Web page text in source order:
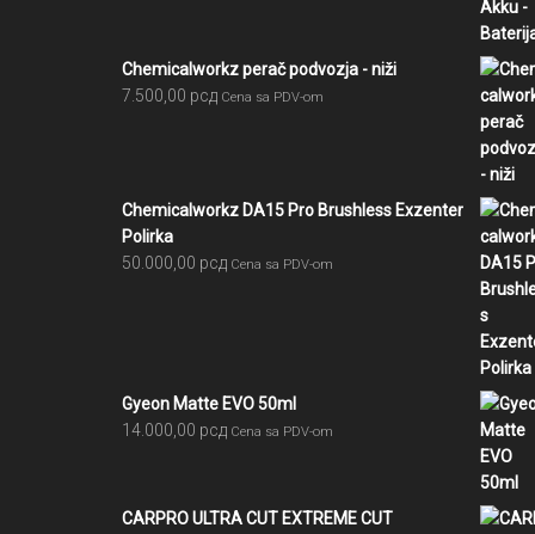
Chemicalworkz perač podvozja - niži
7.500,00 рсд Cena sa PDV-om
Chemicalworkz DA15 Pro Brushless Exzenter
Polirka
50.000,00 рсд Cena sa PDV-om
Gyeon Matte EVO 50ml
14.000,00 рсд Cena sa PDV-om
CARPRO ULTRA CUT EXTREME CUT